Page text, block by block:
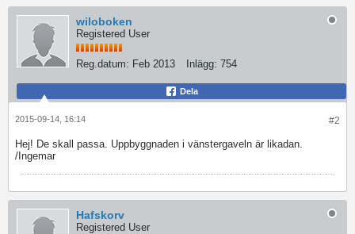
wiloboken
Registered User
Reg.datum: Feb 2013 Inlägg: 754
Dela
#2
2015-09-14, 16:14
Hej! De skall passa. Uppbyggnaden i vänstergaveln är likadan.
/Ingemar
Hafskorv
Registered User